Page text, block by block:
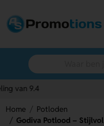
Home
Potloden
Godiva Potlood –